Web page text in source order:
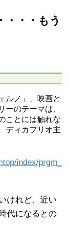
・・・もう
ルノ」、映画と
ーのテーマは、
ことには触れな
ディカプリオ主
index/prgm_
けれど、近い
代になるとの